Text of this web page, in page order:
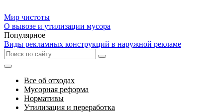
Мир чистоты
О вывозе и утилизации мусора
Популярное
Виды рекламных конструкций в наружной рекламе
Все об отходах
Мусорная реформа
Нормативы
Утилизация и переработка